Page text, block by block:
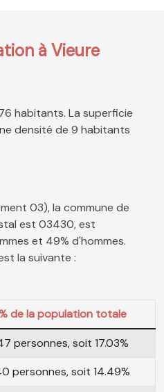
à Vieure
habitants. La superficie
densité de 9 habitants
03), la commune de
est 03430, est
et 49% d'hommes.
la suivante :
de la population totale
personnes, soit 17.03%
personnes, soit 14.49%